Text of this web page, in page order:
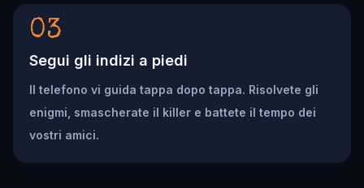
03
Segui gli indizi a piedi
Il telefono vi guida tappa dopo tappa. Risolvete gli
enigmi, smascherate il killer e battete il tempo dei
vostri amici.